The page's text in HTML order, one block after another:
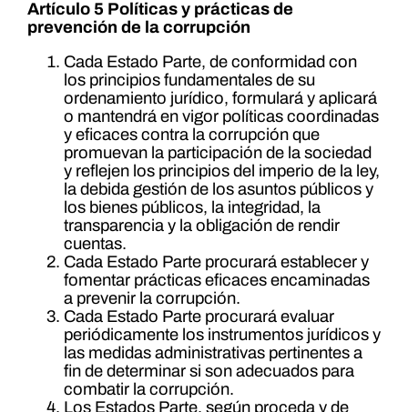
Artículo 5 Políticas y prácticas de
prevención de la corrupción
Cada Estado Parte, de conformidad con
los principios fundamentales de su
ordenamiento jurídico, formulará y aplicará
o mantendrá en vigor políticas coordinadas
y eficaces contra la corrupción que
promuevan la participación de la sociedad
y reflejen los principios del imperio de la ley,
la debida gestión de los asuntos públicos y
los bienes públicos, la integridad, la
transparencia y la obligación de rendir
cuentas.
Cada Estado Parte procurará establecer y
fomentar prácticas eficaces encaminadas
a prevenir la corrupción.
Cada Estado Parte procurará evaluar
periódicamente los instrumentos jurídicos y
las medidas administrativas pertinentes a
fin de determinar si son adecuados para
combatir la corrupción.
Los Estados Parte, según proceda y de